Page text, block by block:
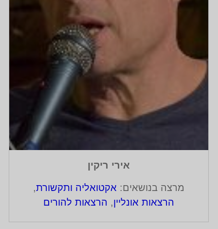
אירי ריקין
מרצה בנושאים: אקטואליה ותקשורת,
הרצאות אונליין, הרצאות להורים